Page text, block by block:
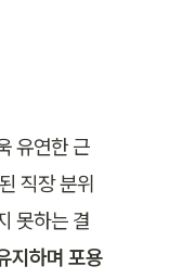
유연한 근
직장 분위
못하는 결
지하며 포용